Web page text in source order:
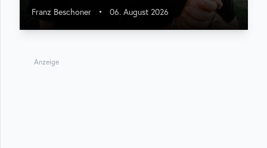
Franz Beschoner • 06. August 2026
Anzeige